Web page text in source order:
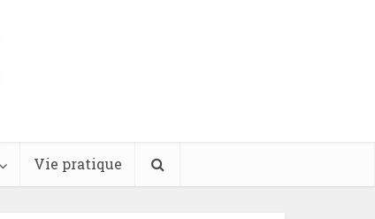
Vie pratique